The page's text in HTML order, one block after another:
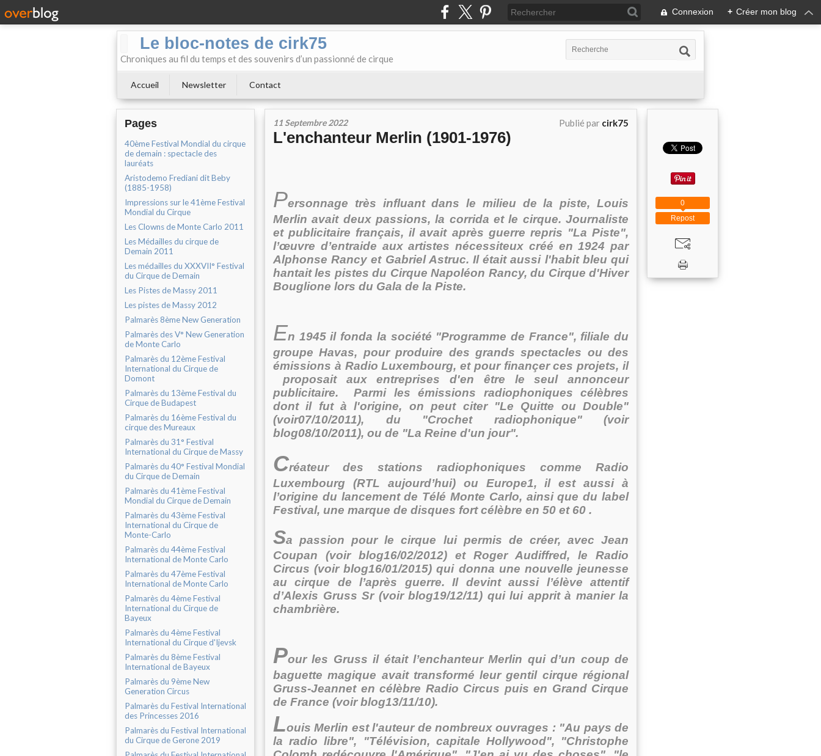
Connexion + Créer mon blog
Le bloc-notes de cirk75
Chroniques au fil du temps et des souvenirs d’un passionné de cirque
Accueil Newsletter Contact
Pages
40ème Festival Mondial du cirque
de demain : spectacle des
lauréats
Aristodemo Frediani dit Beby
(1885-1958)
Impressions sur le 41ème Festival
Mondial du Cirque
Les Clowns de Monte Carlo 2011
Les Médailles du cirque de
Demain 2011
Les médailles du XXXVII° Festival
du Cirque de Demain
Les Pistes de Massy 2011
Les pistes de Massy 2012
Palmarès 8ème New Generation
Palmarès des V° New Generation
de Monte Carlo
Palmarès du 12ème Festival
International du Cirque de
Domont
Palmarès du 13ème Festival du
Cirque de Budapest
Palmarès du 16ème Festival du
cirque des Mureaux
Palmarès du 31° Festival
International du Cirque de Massy
Palmarès du 40° Festival Mondial
du Cirque de Demain
Palmarès du 41ème Festival
Mondial du Cirque de Demain
Palmarès du 43ème Festival
International du Cirque de
Monte-Carlo
Palmarès du 44ème Festival
International de Monte Carlo
Palmarès du 47ème Festival
International de Monte Carlo
Palmarès du 4ème Festival
International du Cirque de
Bayeux
Palmarès du 4ème Festival
International du Cirque d'Ijevsk
Palmarès du 8ème Festival
International de Bayeux
Palmarès du 9ème New
Generation Circus
Palmarès du Festival International
des Princesses 2016
Palmarès du Festival International
du Cirque de Gerone 2019
11 Septembre 2022 Publié par cirk75
L'enchanteur Merlin (1901-1976)
Personnage très influant dans le milieu de la piste, Louis
Merlin avait deux passions, la corrida et le cirque. Journaliste
et publicitaire français, il avait après guerre repris "La Piste",
l’œuvre d’entraide aux artistes nécessiteux créé en 1924 par
Alphonse Rancy et Gabriel Astruc. Il était aussi l'habit bleu qui
hantait les pistes du Cirque Napoléon Rancy, du Cirque d'Hiver
Bouglione lors du Gala de la Piste.
En 1945 il fonda la société "Programme de France", filiale du
groupe Havas, pour produire des grands spectacles ou des
émissions à Radio Luxembourg, et pour finançer ces projets, il
proposait aux entreprises d'en être le seul annonceur
publicitaire. Parmi les émissions radiophoniques célèbres
dont il fut à l'origine, on peut citer "Le Quitte ou Double"
(voir07/10/2011), du "Crochet radiophonique" (voir
blog08/10/2011), ou de "La Reine d'un jour".
Créateur des stations radiophoniques comme Radio
Luxembourg (RTL aujourd’hui) ou Europe1, il est aussi à
l’origine du lancement de Télé Monte Carlo, ainsi que du label
Festival, une marque de disques fort célèbre en 50 et 60 .
Sa passion pour le cirque lui permis de créer, avec Jean
Coupan (voir blog16/02/2012) et Roger Audiffred, le Radio
Circus (voir blog16/01/2015) qui donna une nouvelle jeunesse
au cirque de l’après guerre. Il devint aussi l’élève attentif
d’Alexis Gruss Sr (voir blog19/12/11) qui lui apprit à manier la
chambrière.
Pour les Gruss il était l’enchanteur Merlin qui d’un coup de
baguette magique avait transformé leur gentil cirque régional
Gruss-Jeannet en célèbre Radio Circus puis en Grand Cirque
de France (voir blog13/11/10).
Louis Merlin est l'auteur de nombreux ouvrages : "Au pays de
la radio libre", "Télévision, capitale Hollywood", "Christophe
Repost
0